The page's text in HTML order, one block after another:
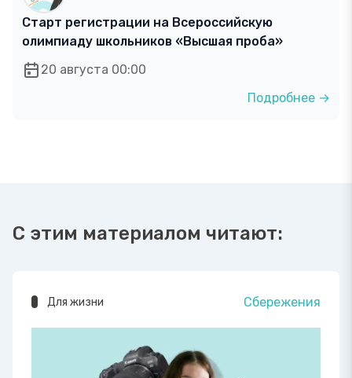
Старт регистрации на Всероссийскую
олимпиаду школьников «Высшая проба»
20 августа 00:00
Подробнее →
С этим материалом читают:
Для жизни Сбережения